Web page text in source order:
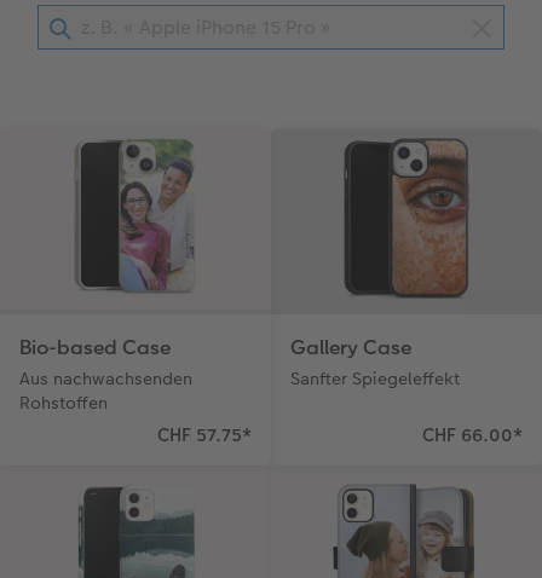
Coffeetable Book «Art Collection»
CEWE FOTOBUCH per PDF
CEWE myPhotos
Wandgestaltung
CEWE myPhotos
Zubehör
Foto-Leckerlidose
Neuheiten
Gallery Case
Sanfter Spiegeleffekt
CHF 66.00*
Bio-based Case
Aus nachwachsenden
Rohstoffen
CHF 57.75*